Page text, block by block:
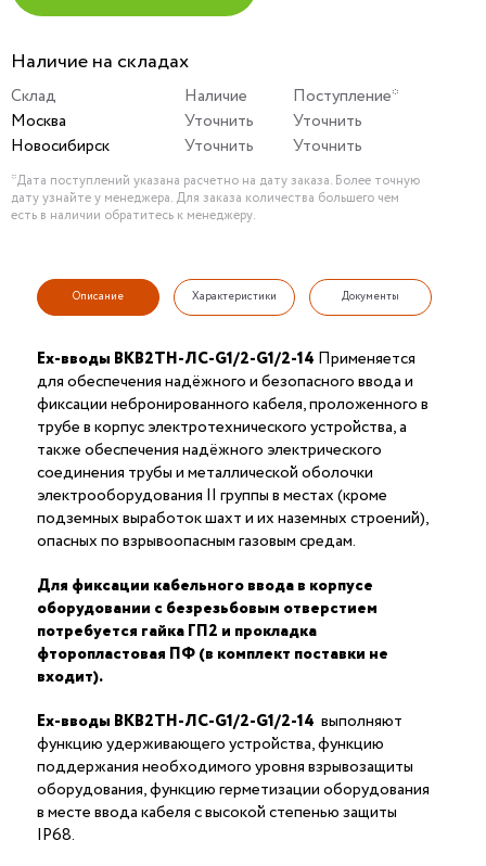
Наличие на складах
Склад Наличие
Поступление*
Москва
Уточнить
Уточнить
Новосибирск
Уточнить Уточнить
*Дата поступлений указана расчетно на дату заказа. Более точную
дату узнайте у менеджера. Для заказа количества большего чем
есть в наличии обратитесь к менеджеру.
Описание Характеристики Документы
Ex-вводы ВКВ2ТН-ЛС-G1/2-G1/2-14 Применяется
для обеспечения надёжного и безопасного ввода и
фиксации небронированного кабеля, проложенного в
трубе в корпус электротехнического устройства, а
также обеспечения надёжного электрического
соединения трубы и металлической оболочки
электрооборудования II группы в местах (кроме
подземных выработок шахт и их наземных строений),
опасных по взрывоопасным газовым средам.
Для фиксации кабельного ввода в корпусе
оборудовании с безрезьбовым отверстием
потребуется гайка ГП2 и прокладка
фторопластовая ПФ (в комплект поставки не
входит).
Ex-вводы ВКВ2ТН-ЛС-G1/2-G1/2-14 выполняют
функцию удерживающего устройства, функцию
поддержания необходимого уровня взрывозащиты
оборудования, функцию герметизации оборудования
в месте ввода кабеля с высокой степенью защиты
IP68.